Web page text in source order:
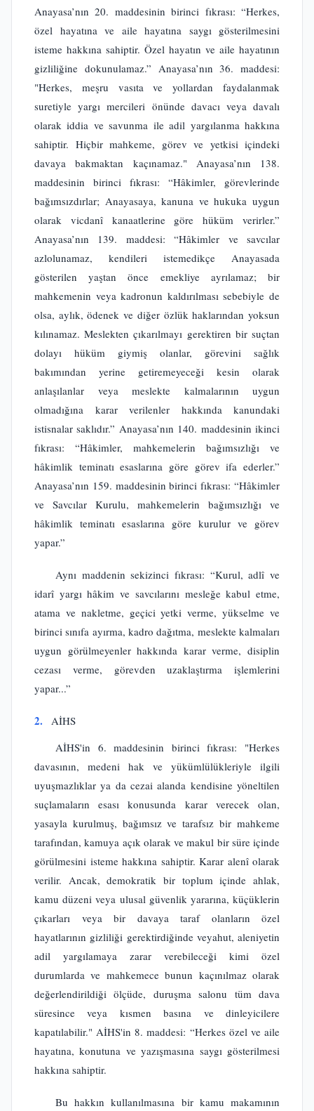
Anayasa’nın 20. maddesinin birinci fıkrası: “Herkes,
özel hayatına ve aile hayatına saygı gösterilmesini
isteme hakkına sahiptir. Özel hayatın ve aile hayatının
gizliliğine dokunulamaz.” Anayasa’nın 36. maddesi:
"Herkes, meşru vasıta ve yollardan faydalanmak
suretiyle yargı mercileri önünde davacı veya davalı
olarak iddia ve savunma ile adil yargılanma hakkına
sahiptir. Hiçbir mahkeme, görev ve yetkisi içindeki
davaya bakmaktan kaçınamaz." Anayasa’nın 138.
maddesinin birinci fıkrası: “Hâkimler, görevlerinde
bağımsızdırlar; Anayasaya, kanuna ve hukuka uygun
olarak vicdanî kanaatlerine göre hüküm verirler.”
Anayasa’nın 139. maddesi: “Hâkimler ve savcılar
azlolunamaz, kendileri istemedikçe Anayasada
gösterilen yaştan önce emekliye ayrılamaz; bir
mahkemenin veya kadronun kaldırılması sebebiyle de
olsa, aylık, ödenek ve diğer özlük haklarından yoksun
kılınamaz. Meslekten çıkarılmayı gerektiren bir suçtan
dolayı hüküm giymiş olanlar, görevini sağlık
bakımından yerine getiremeyeceği kesin olarak
anlaşılanlar veya meslekte kalmalarının uygun
olmadığına karar verilenler hakkında kanundaki
istisnalar saklıdır.” Anayasa’nın 140. maddesinin ikinci
fıkrası: “Hâkimler, mahkemelerin bağımsızlığı ve
hâkimlik teminatı esaslarına göre görev ifa ederler.”
Anayasa’nın 159. maddesinin birinci fıkrası: “Hâkimler
ve Savcılar Kurulu, mahkemelerin bağımsızlığı ve
hâkimlik teminatı esaslarına göre kurulur ve görev
yapar.”
Aynı maddenin sekizinci fıkrası: “Kurul, adlî ve
idarî yargı hâkim ve savcılarını mesleğe kabul etme,
atama ve nakletme, geçici yetki verme, yükselme ve
birinci sınıfa ayırma, kadro dağıtma, meslekte kalmaları
uygun görülmeyenler hakkında karar verme, disiplin
cezası verme, görevden uzaklaştırma işlemlerini
yapar...”
2.
AİHS
AİHS'in 6. maddesinin birinci fıkrası: "Herkes
davasının, medeni hak ve yükümlülükleriyle ilgili
uyuşmazlıklar ya da cezai alanda kendisine yöneltilen
suçlamaların esası konusunda karar verecek olan,
yasayla kurulmuş, bağımsız ve tarafsız bir mahkeme
tarafından, kamuya açık olarak ve makul bir süre içinde
görülmesini isteme hakkına sahiptir. Karar alenî olarak
verilir. Ancak, demokratik bir toplum içinde ahlak,
kamu düzeni veya ulusal güvenlik yararına, küçüklerin
çıkarları veya bir davaya taraf olanların özel
hayatlarının gizliliği gerektirdiğinde veyahut, aleniyetin
adil yargılamaya zarar verebileceği kimi özel
durumlarda ve mahkemece bunun kaçınılmaz olarak
değerlendirildiği ölçüde, duruşma salonu tüm dava
süresince veya kısmen basına ve dinleyicilere
kapatılabilir." AİHS'in 8. maddesi: “Herkes özel ve aile
hayatına, konutuna ve yazışmasına saygı gösterilmesi
hakkına sahiptir.
Bu hakkın kullanılmasına bir kamu makamının